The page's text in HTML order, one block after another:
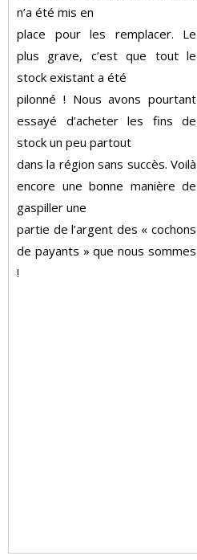
n’a été mis en
place pour les remplacer. Le
plus grave, c’est que tout le
stock existant a été
pilonné ! Nous avons pourtant
essayé d’acheter les fins de
stock un peu partout
dans la région sans succès. Voilà
encore une bonne manière de
gaspiller une
partie de l’argent des « cochons
de payants » que nous sommes
!